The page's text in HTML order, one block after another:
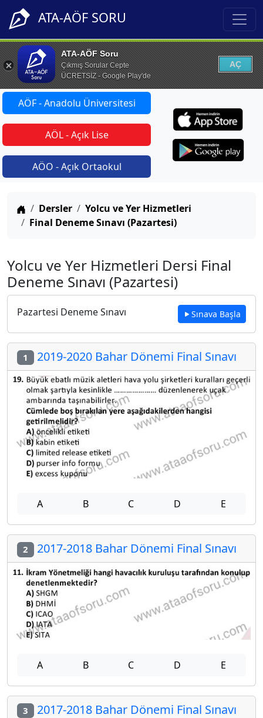
ATA-AÖF SORU
ATA-AÖF Soru
Çıkmış Sorular Cepte
ÜCRETSİZ - Google Play'de
AÇ
AÖF - Anadolu Üniversitesi
AÖL - Açık Lise
AÖO - Açık Ortaokul
Anasayfa
Dersler
Yolcu ve Yer Hizmetleri
Final Deneme Sınavı (Pazartesi)
Yolcu ve Yer Hizmetleri Dersi Final
Deneme Sınavı (Pazartesi)
Pazartesi Deneme Sınavı Sınava Başla
1 2019-2020 Bahar Dönemi Final Sınavı
A B C D E
2 2017-2018 Bahar Dönemi Final Sınavı
A B C D E
3 2017-2018 Bahar Dönemi Final Sınavı